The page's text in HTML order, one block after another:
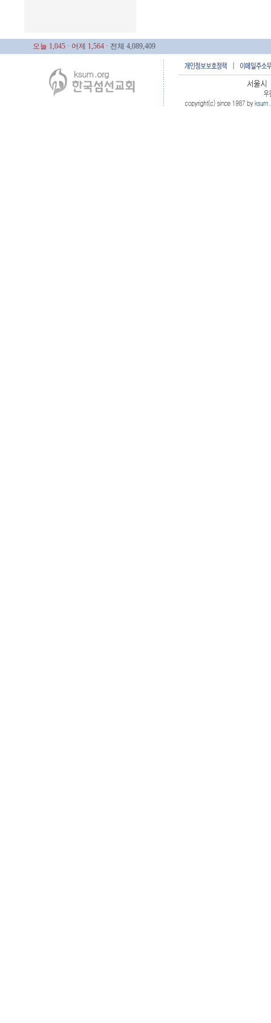
오늘 1,045 · 어제 1,564 · 전체 4,089,409